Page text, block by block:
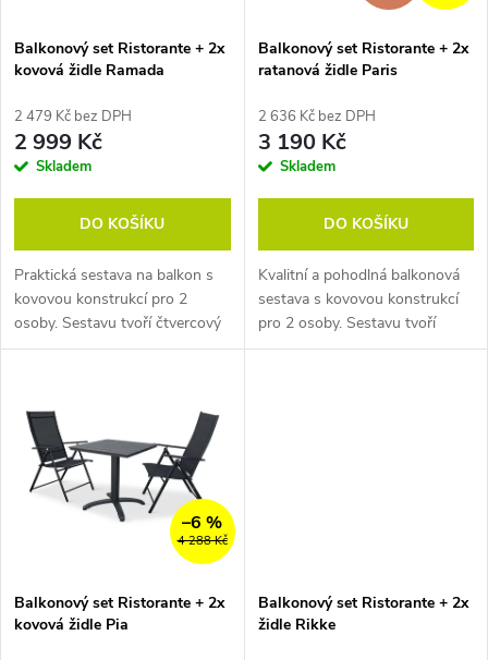
p
r
o
u
k
ů
s
p
r
o
d
u
k
t
ů
Balkonový set Ristorante + 2x
kovová židle Ramada
2 479 Kč bez DPH
2 999 Kč
Skladem
DO KOŠÍKU
Praktická sestava na balkon s
kovovou konstrukcí pro 2
osoby. Sestavu tvoří čtvercový
stůl s deskou z artwoodu a
Balkonový set Ristorante + 2x
ratanová židle Paris
2 636 Kč bez DPH
3 190 Kč
Skladem
DO KOŠÍKU
Kvalitní a pohodlná balkonová
sestava s kovovou konstrukcí
pro 2 osoby. Sestavu tvoří
čtvercový stůl s deskou z
4 288 Kč
–6 %
Balkonový set Ristorante + 2x
kovová židle Pia
Balkonový set Ristorante + 2x
židle Rikke